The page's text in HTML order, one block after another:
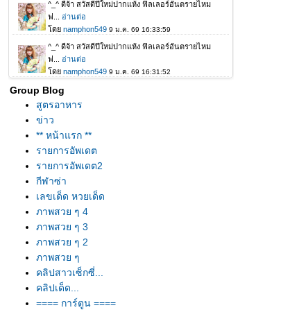
Group Blog
สูตรอาหาร
ข่าว
** หน้าแรก **
รายการอัพเดต
รายการอัพเดต2
กีฬาซ่า
เลขเด็ด หวยเด็ด
ภาพสวย ๆ 4
ภาพสวย ๆ 3
ภาพสวย ๆ 2
ภาพสวย ๆ
คลิปสาวเซ็กซี่...
คลิปเด็ด...
==== การ์ตูน ====